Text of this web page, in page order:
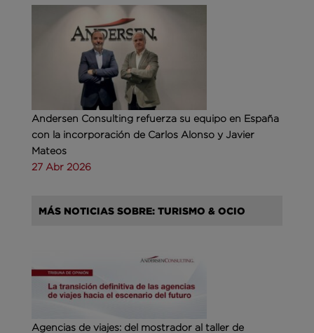
Andersen Consulting refuerza su equipo en España
con la incorporación de Carlos Alonso y Javier
Mateos
27 Abr 2026
MÁS NOTICIAS SOBRE: TURISMO & OCIO
Agencias de viajes: del mostrador al taller de